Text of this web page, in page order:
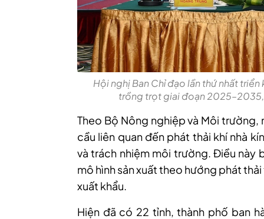
Hội nghị Ban Chỉ đạo lần thứ nhất
trồng trọt giai đoạn 2025–2035,
Theo Bộ Nông nghiệp và Môi
cầu liên quan đến phát thải khí nhà
và trách nhiệm môi trường. Điều này
mô hình sản xuất theo hướng phát
xuất khẩu.
Hiện đã có 22 tỉnh, thành phố ban